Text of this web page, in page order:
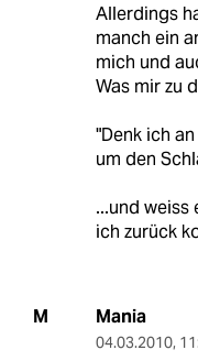
Allerdings
manch ein
mich und
Was mir zu
"Denk ich
um den
...und
ich zurück
M Mania
04.03.2010,